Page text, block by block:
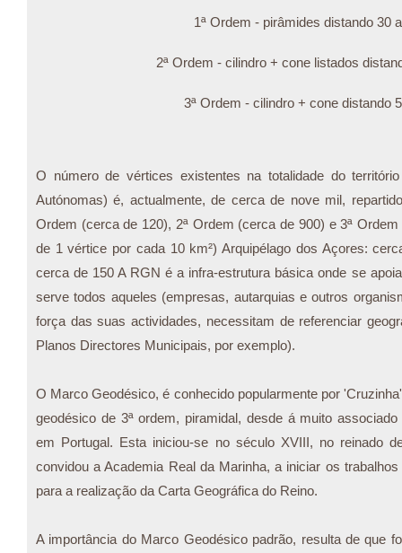
1ª Ordem - pirâmides distando 30
2ª Ordem - cilindro + cone listados
3ª Ordem - cilindro + cone distando
O número de vértices existentes na totalidade do
Autónomas) é, actualmente, de cerca de nove mil,
Ordem (cerca de 120), 2ª Ordem (cerca de 900) e 3ª
de 1 vértice por cada 10 km²) Arquipélago dos Açores:
cerca de 150 A RGN é a infra-estrutura básica onde se
serve todos aqueles (empresas, autarquias e outros
força das suas actividades, necessitam de referenciar
Planos Directores Municipais, por exemplo).
O Marco Geodésico, é conhecido popularmente por
geodésico de 3ª ordem, piramidal, desde á muito
em Portugal. Esta iniciou-se no século XVIII, no reinado
convidou a Academia Real da Marinha, a iniciar os
para a realização da Carta Geográfica do Reino.
A importância do Marco Geodésico padrão, resulta de que